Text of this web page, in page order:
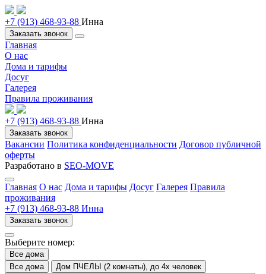
+7 (913) 468-93-88 Инна
Заказать звонок
Главная
О нас
Дома и тарифы
Досуг
Галерея
Правила проживания
+7 (913) 468-93-88 Инна
Заказать звонок
Вакансии Политика конфиденциальности Договор публичной
оферты
Разработано в SEO-MOVE
Главная О нас Дома и тарифы Досуг Галерея Правила
проживания
+7 (913) 468-93-88 Инна
Заказать звонок
Выберите номер:
Все дома
Все дома
Дом ПЧЕЛЫ (2 комнаты), до 4х человек